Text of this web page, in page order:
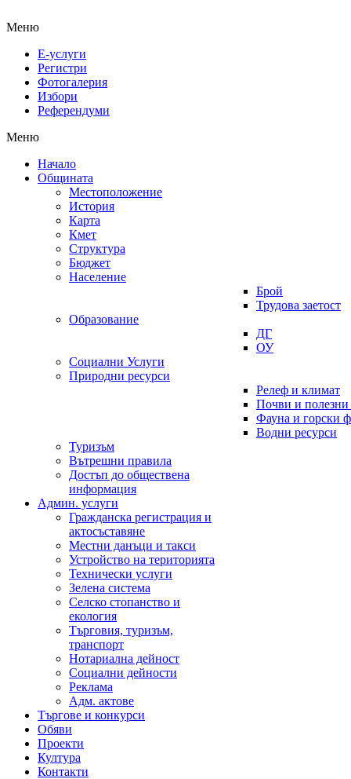
Меню
Е-услуги
Регистри
Фотогалерия
Избори
Референдуми
Меню
Начало
Общината
Местоположение
История
Карта
Кмет
Структура
Бюджет
Население
Брой
Трудова заетост
Образование
ДГ
ОУ
Социални Услуги
Природни ресурси
Релеф и климат
Почви и полезни
Фауна и горски
Водни ресурси
Туризъм
Вътрешни правила
Достъп до обществена
информация
Админ. услуги
Гражданска регистрация и
актосъставяне
Местни данъци и такси
Устройство на територията
Технически услуги
Зелена система
Селско стопанство и
екология
Търговия, туризъм,
транспорт
Нотариална дейност
Социални дейности
Реклама
Адм. актове
Търгове и конкурси
Обяви
Проекти
Култура
Контакти